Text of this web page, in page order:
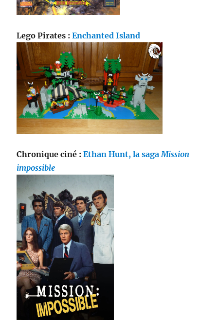
Lego Pirates :Enchanted Island
Chronique ciné :Ethan Hunt, la sagaMission
impossible